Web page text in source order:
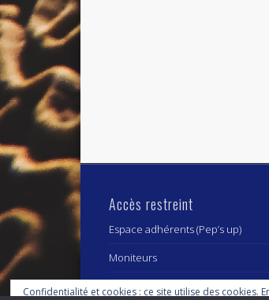
Accès restreint
Espace adhérents (Pep’s up)
Moniteurs
Confidentialité et cookies : ce site utilise des cookies.